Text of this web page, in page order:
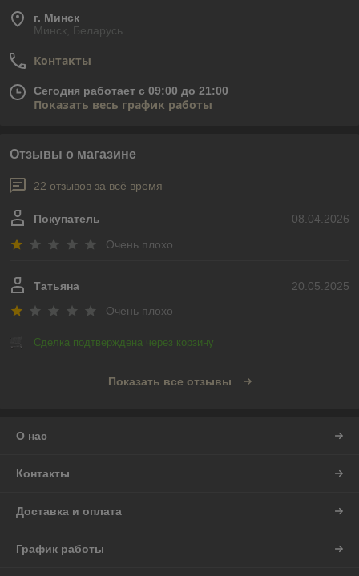
г. Минск
Минск, Беларусь
Контакты
Сегодня работает с 09:00 до 21:00
Показать весь график работы
Отзывы о магазине
22 отзывов за всё время
08.04.2026
Покупатель
Очень плохо
20.05.2025
Татьяна
Очень плохо
Сделка подтверждена через корзину
Показать все отзывы
О нас
Контакты
Доставка и оплата
График работы